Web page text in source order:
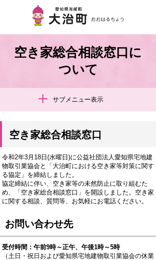
空き家総合相談窓口に
ついて
サブメニュー表示
空き家総合相談窓口
令和2年3月18日(水曜日)に公益社団法人愛知県宅地建
物取引業協会と「大治町における空き家等対策に関す
る協定」を締結しました。
協定締結に伴い、空き家等の未然防止に取り組むた
め、「空き家総合相談窓口」を開設しました。空き家
に関する相談、質問等、お気軽にお電話ください。
お問い合わせ先
受付時間：午前9時～正午、午後1時～5時
（土日・祝日および愛知県宅地建物取引業協会の休業